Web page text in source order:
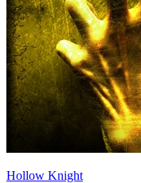
Hollow Knight